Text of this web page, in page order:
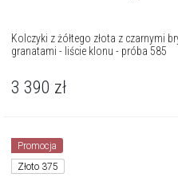
Kolczyki z żółtego złota z czarnymi
granatami - liście klonu - próba 585
3 390 zł
Promocja
Złoto 375